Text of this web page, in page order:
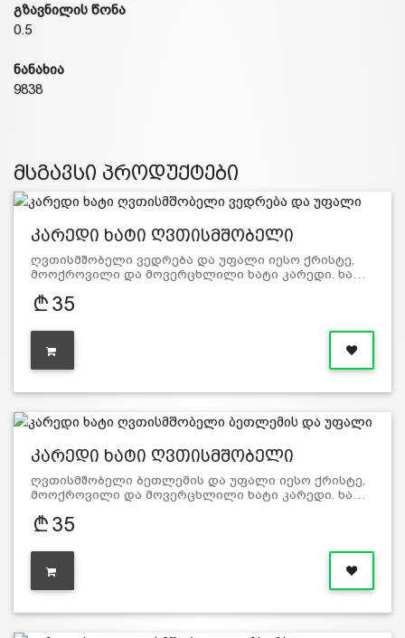
გზავნილის წონა
0.5
ნანახია
9838
მსგავსი პროდუქტები
კარედი ხატი ღვთისმშობელი
ღვთისმშობელი ვედრება და უფალი იესო ქრისტე,
მოოქროვილი და მოვერცხლილი ხატი კარედი. ხა…
35
კარედი ხატი ღვთისმშობელი
ღვთისმშობელი ბეთლემის და უფალი იესო ქრისტე,
მოოქროვილი და მოვერცხლილი ხატი კარედი. ხა…
35